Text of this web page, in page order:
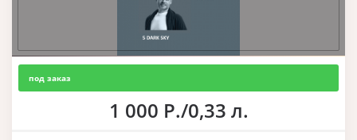
под заказ
1 000 Р./0,33 л.